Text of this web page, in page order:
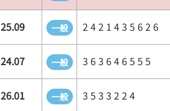
25.09 一般 2 4 2 1 4 3 5 6 2 6
24.07 一般 3 6 3 6 4 6 5 5 5
26.01 一般 3 5 3 3 2 2 4